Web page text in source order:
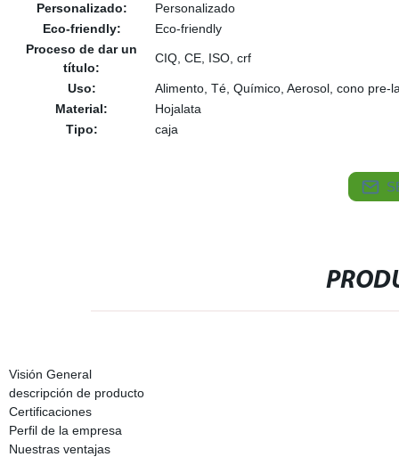
Personalizado:
Personalizado
Eco-friendly:
Eco-friendly
Proceso de dar un
título:
CIQ, CE, ISO, crf
Uso:
Alimento, Té, Químico, Aerosol, cono pre-
Material:
Hojalata
Tipo:
caja
Visión General
descripción de producto
Certificaciones
Perfil de la empresa
Nuestras ventajas